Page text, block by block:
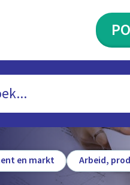
PO
en markt Arbeid,